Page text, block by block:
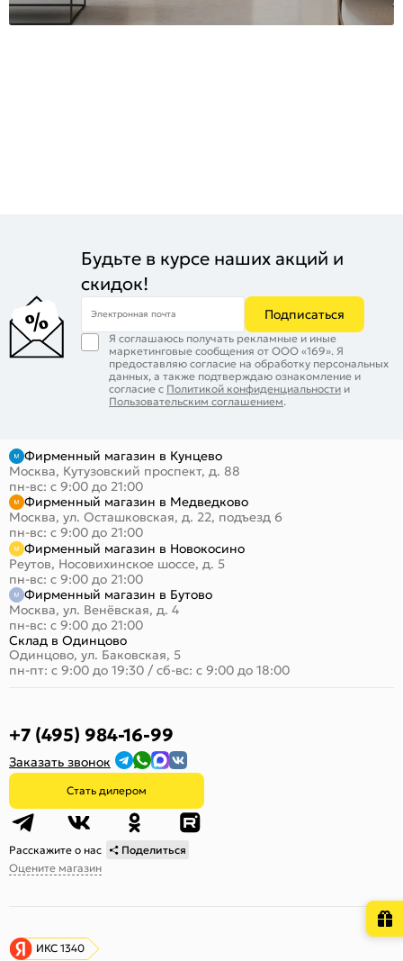
Будьте в курсе наших акций и
скидок!
Электронная почта Подписаться
Я соглашаюсь получать рекламные и иные
маркетинговые сообщения от ООО «169». Я
предоставляю согласие на обработку персональных
данных, а также подтверждаю ознакомление и
согласие с Политикой конфиденциальности и
Пользовательским соглашением.
Фирменный магазин в Кунцево
Москва, Кутузовский проспект, д. 88
пн-вс: с 9:00 до 21:00
Фирменный магазин в Медведково
Москва, ул. Осташковская, д. 22, подъезд 6
пн-вс: с 9:00 до 21:00
Фирменный магазин в Новокосино
Реутов, Носовихинское шоссе, д. 5
пн-вс: с 9:00 до 21:00
Фирменный магазин в Бутово
Москва, ул. Венёвская, д. 4
пн-вс: с 9:00 до 21:00
Склад в Одинцово
Одинцово, ул. Баковская, 5
пн-пт: с 9:00 до 19:30 / сб-вс: с 9:00 до 18:00
+7 (495) 984-16-99
Заказать звонок
Стать дилером
Расскажите о нас
Поделиться
Оцените магазин
ИКС 1340